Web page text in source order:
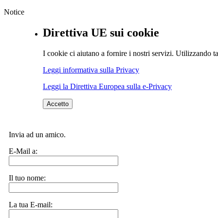
Notice
Direttiva UE sui cookie
I cookie ci aiutano a fornire i nostri servizi. Utilizzando
Leggi informativa sulla Privacy
Leggi la Direttiva Europea sulla e-Privacy
Accetto
Invia ad un amico.
E-Mail a:
Il tuo nome:
La tua E-mail: